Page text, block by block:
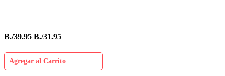
B./39.95 B./31.95
Agregar al Carrito